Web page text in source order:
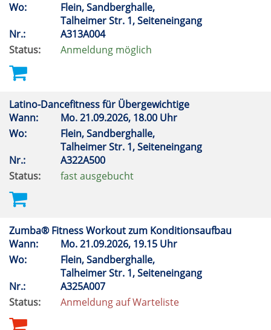
Wo:
Flein, Sandberghalle,
Talheimer Str. 1, Seiteneingang
Nr.:
A313A004
Status:
Anmeldung möglich
Latino-Dancefitness für Übergewichtige
Wann:
Mo.21.09.2026, 18.00 Uhr
Wo:
Flein, Sandberghalle,
Talheimer Str. 1, Seiteneingang
Nr.:
A322A500
Status:
fast ausgebucht
Zumba® Fitness Workout zum Konditionsaufbau
Wann:
Mo.21.09.2026, 19.15 Uhr
Wo:
Flein, Sandberghalle,
Talheimer Str. 1, Seiteneingang
Nr.:
A325A007
Status:
Anmeldung auf Warteliste